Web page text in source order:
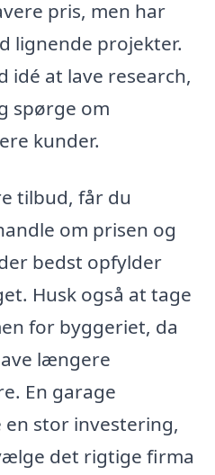
pris, men har
lignende projekter.
idé at lave research,
spørge om
kunder.
tilbud, får du
om prisen og
bedst opfylder
Husk også at tage
for byggeriet, da
længere
En garage
stor investering,
det rigtige firma